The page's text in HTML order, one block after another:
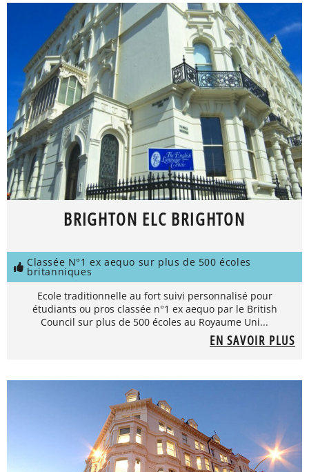
BRIGHTON ELC BRIGHTON
Classée N°1 ex aequo sur plus de 500 écoles
britanniques
Ecole traditionnelle au fort suivi personnalisé pour
étudiants ou pros classée n°1 ex aequo par le British
Council sur plus de 500 écoles au Royaume Uni...
EN SAVOIR PLUS